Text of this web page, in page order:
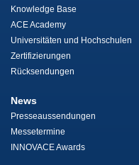
Knowledge Base
ACE Academy
Universitäten und Hochschulen
Zertifizierungen
Rücksendungen
News
Presseaussendungen
Messetermine
INNOVACE Awards